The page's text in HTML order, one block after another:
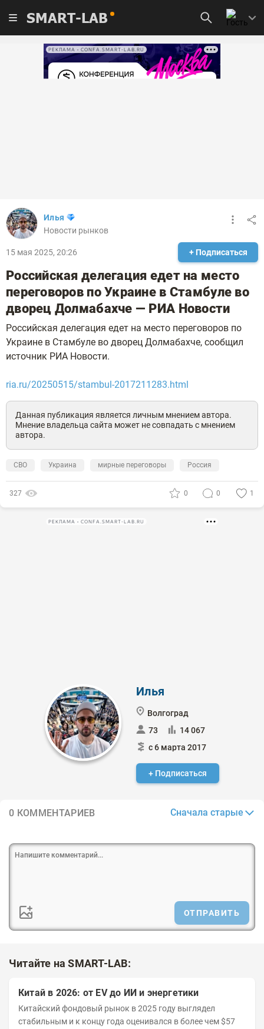
SMART-LAB
РЕКЛАМА • CONFA.SMART-LAB.RU
Илья
Новости рынков
15 мая 2025, 20:26 + Подписаться
Российская делегация едет на место
переговоров по Украине в Стамбуле во
дворец Долмабахче — РИА Новости
Российская делегация едет на место переговоров по
Украине в Стамбуле во дворец Долмабахче, сообщил
источник РИА Новости.
ria.ru/20250515/stambul-2017211283.html
Данная публикация является личным мнением автора.
Мнение владельца сайта может не совпадать с мнением
автора.
СВО Украина мирные переговоры Россия
327 0 0 1
РЕКЛАМА • CONFA.SMART-LAB.RU
Илья
Волгоград
73
14 067
с 6 марта 2017
+ Подписаться
0 КОММЕНТАРИЕВ Сначала старые
ОТПРАВИТЬ
Читайте на SMART-LAB:
Китай в 2026: от EV до ИИ и энергетики
Китайский фондовый рынок в 2025 году выглядел
стабильным и к концу года оценивался в более чем $57